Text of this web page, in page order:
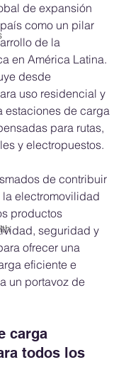
de expansión
como un pilar
de la
en América Latina.
desde
uso residencial y
estaciones de carga
para rutas,
y electropuestos.
de contribuir
electromovilidad
productos
seguridad y
ofrecer una
eficiente e
un portavoz de
carga
todos los